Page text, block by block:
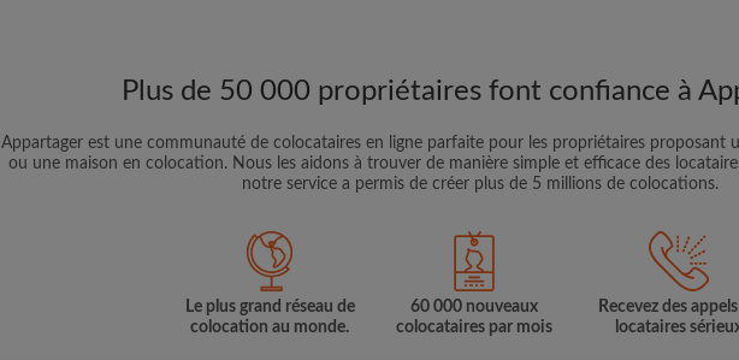
Plus de 50 000 propriétaires font confiance à
Appartager est une communauté de colocataires en ligne parfaite pour les propriétaires proposant
ou une maison en colocation. Nous les aidons à trouver de manière simple et efficace des
notre service a permis de créer plus de 5 millions de colocations.
Le plus grand réseau de
colocation au monde.
60 000 nouveaux
colocataires par mois
Recevez des
locataires